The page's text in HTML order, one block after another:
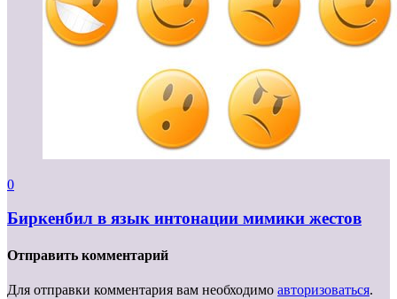
0
Биркенбил в язык интонации мимики жестов
Отправить комментарий
Для отправки комментария вам необходимо авторизоваться.